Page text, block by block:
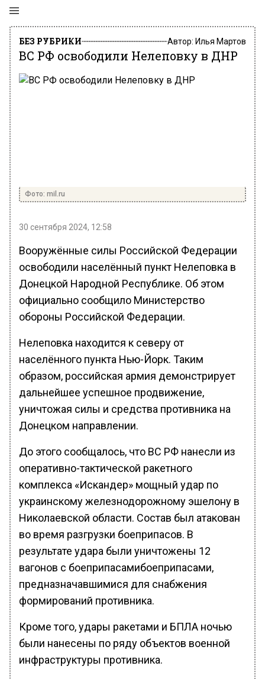
БЕЗ РУБРИКИ Автор: Илья Мартов
ВС РФ освободили Нелеповку в ДНР
Фото: mil.ru
30 сентября 2024, 12:58
Вооружённые силы Российской Федерации
освободили населённый пункт Нелеповка в
Донецкой Народной Республике. Об этом
официально сообщило Министерство
обороны Российской Федерации.
Нелеповка находится к северу от
населённого пункта Нью-Йорк. Таким
образом, российская армия демонстрирует
дальнейшее успешное продвижение,
уничтожая силы и средства противника на
Донецком направлении.
До этого сообщалось, что ВС РФ нанесли из
оперативно-тактической ракетного
комплекса «Искандер» мощный удар по
украинскому железнодорожному эшелону в
Николаевской области. Состав был атакован
во время разгрузки боеприпасов. В
результате удара были уничтожены 12
вагонов с боеприпасамибоеприпасами,
предназначавшимися для снабжения
формирований противника.
Кроме того, удары ракетами и БПЛА ночью
были нанесены по ряду объектов военной
инфраструктуры противника.